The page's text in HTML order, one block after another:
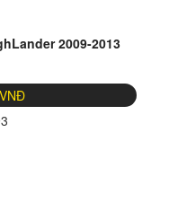
2009-2013